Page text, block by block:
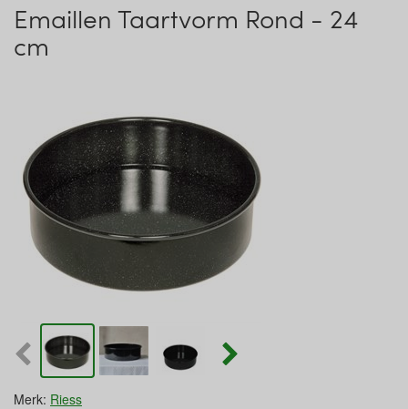
Emaillen Taartvorm Rond - 24
cm
Merk: Riess